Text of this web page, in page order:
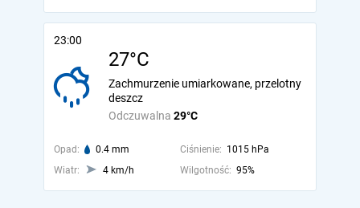
23:00
27°C
Odczuwalna 29°C
Zachmurzenie umiarkowane, przelotny
deszcz
Opad: 0.4 mm Ciśnienie: 1015 hPa
Wiatr:
4 km/h Wilgotność: 95%